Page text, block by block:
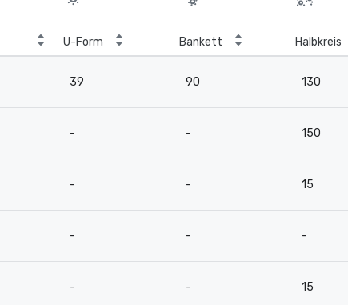
U-Form Bankett Halbkreis
39 90 130
- - 150
- - 15
- - -
- - 15